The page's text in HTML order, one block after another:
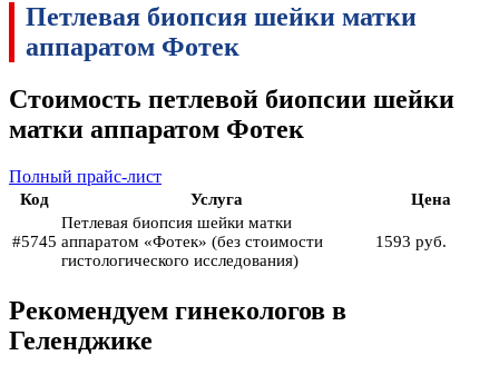
Петлевая биопсия шейки матки
аппаратом Фотек
Стоимость петлевой биопсии шейки
матки аппаратом Фотек
Полный прайс-лист
Код Услуга Цена
#5745
Петлевая биопсия шейки матки
аппаратом «Фотек» (без стоимости
гистологического исследования)
1593 руб.
Рекомендуем гинекологов в
Геленджике